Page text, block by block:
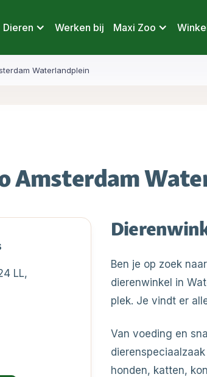
Dieren Werken bij Maxi Zoo
Waterlandplein
Amsterdam
LL,
Ben je op zoek
dierenwinkel in
plek. Je vindt er
Van voeding en
honden, katten,